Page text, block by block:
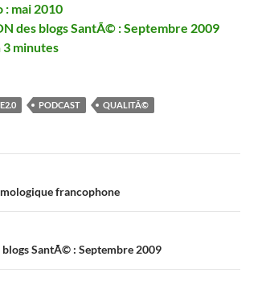
mai 2010
des blogs SantÃ© : Septembre 2009
minutes
PODCAST QUALITÃ©
francophone
SantÃ© : Septembre 2009